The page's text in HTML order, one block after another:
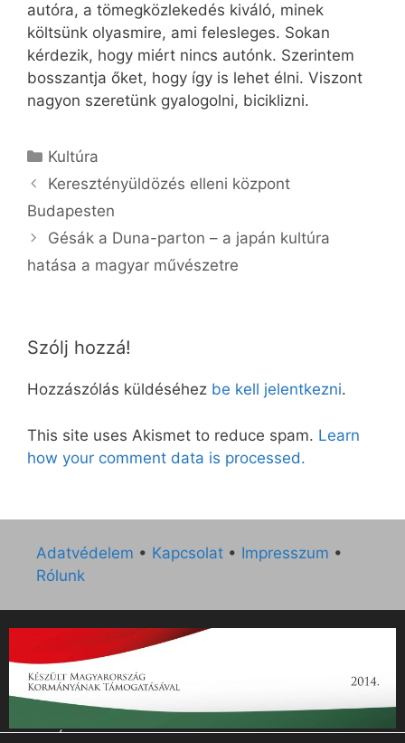
autóra, a tömegközlekedés kiváló, minek
költsünk olyasmire, ami felesleges. Sokan
kérdezik, hogy miért nincs autónk. Szerintem
bosszantja őket, hogy így is lehet élni. Viszont
nagyon szeretünk gyalogolni, biciklizni.
Kategória
Kultúra
Keresztényüldözés elleni központ
Budapesten
Gésák a Duna-parton – a japán kultúra
hatása a magyar művészetre
Szólj hozzá!
Hozzászólás küldéséhez be kell jelentkezni.
This site uses Akismet to reduce spam. Learn
how your comment data is processed.
Adatvédelem • Kapcsolat • Impresszum •
Rólunk
„Az Új Ember katolikus hetilap 2014. évi működésének